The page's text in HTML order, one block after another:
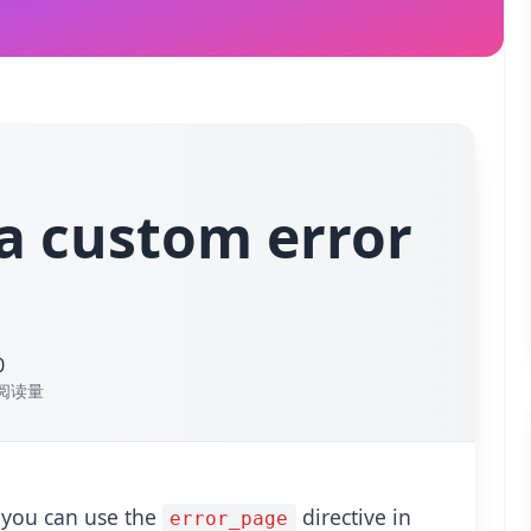
custom error
读量
can use the error_page directive in